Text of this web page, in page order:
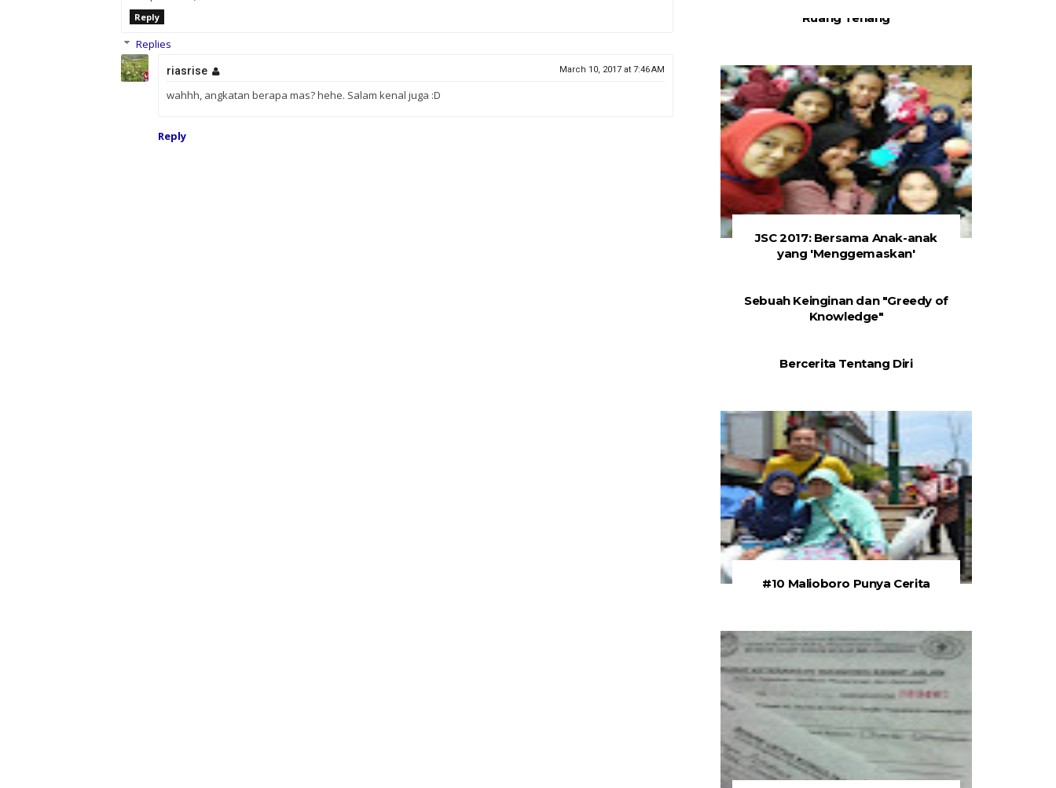
Reply
Replies
riasrise March 10, 2017 at 7:46 AM
wahhh, angkatan berapa mas? hehe. Salam kenal juga :D
Reply
Ruang Tenang
JSC 2017: Bersama Anak-anak
yang 'Menggemaskan'
Sebuah Keinginan dan "Greedy of
Knowledge"
Bercerita Tentang Diri
#10 Malioboro Punya Cerita